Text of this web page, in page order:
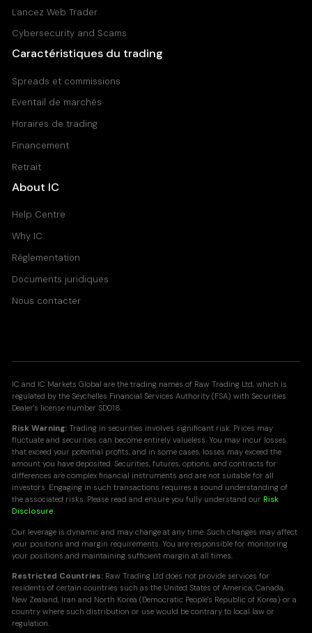
Lancez Web Trader
Cybersecurity and Scams
Caractéristiques du trading
Spreads et commissions
Eventail de marchés
Horaires de trading
Financement
Retrait
About IC
Help Centre
Why IC
Réglementation
Documents juridiques
Nous contacter
IC and IC Markets Global are the trading names of Raw Trading Ltd, which is
regulated by the Seychelles Financial Services Authority (FSA) with Securities
Dealer's license number SD018.
Risk Warning: Trading in securities involves significant risk. Prices may
fluctuate and securities can become entirely valueless. You may incur losses
that exceed your potential profits, and in some cases, losses may exceed the
amount you have deposited. Securities, futures, options, and contracts for
differences are complex financial instruments and are not suitable for all
investors. Engaging in such transactions requires a sound understanding of
the associated risks. Please read and ensure you fully understand ourRisk
Disclosure.
Our leverage is dynamic and may change at any time. Such changes may affect
your positions and margin requirements. You are responsible for monitoring
your positions and maintaining sufficient margin at all times.
Restricted Countries: Raw Trading Ltd does not provide services for
residents of certain countries such as the United States of America, Canada,
New Zealand, Iran and North Korea (Democratic People's Republic of Korea) or a
country where such distribution or use would be contrary to local law or
regulation.